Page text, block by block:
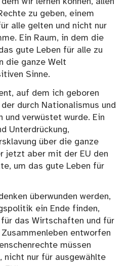
zu geben, einem
alle gelten und nicht nur
Ein Raum, in dem die
gute Leben für alle zu
die ganze Welt
Sinne.
auf dem ich geboren
durch Nationalismus und
und verwüstet wurde. Ein
Unterdrückung,
über die ganze
jetzt aber mit der EU den
um das gute Leben für
überwunden werden,
ein Ende finden,
für das Wirtschaften und für
entworfen
müssen
nicht nur für ausgewählte